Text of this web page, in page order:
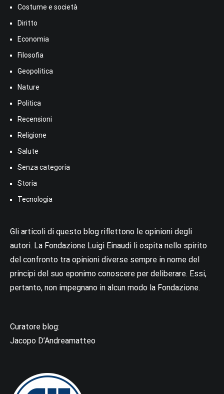
Costume e società
Diritto
Economia
Filosofia
Geopolitica
Nature
Politica
Recensioni
Religione
Salute
Senza categoria
Storia
Tecnologia
Gli articoli di questo blog riflettono le opinioni degli
autori. La Fondazione Luigi Einaudi li ospita nello spirito
del confronto tra opinioni diverse sempre in nome del
principi del suo eponimo conoscere per deliberare. Essi,
pertanto, non impegnano in alcun modo la Fondazione.
Curatore blog:
Jacopo D’Andreamatteo